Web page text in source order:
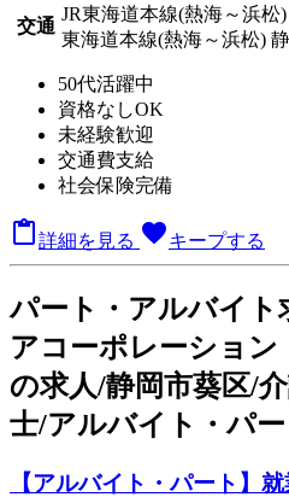
交通
JR東海道本線(熱海～浜松
東海道本線(熱海～浜松)
50代活躍中
資格なしOK
未経験歓迎
交通費支給
社会保険完備
詳細を見る favoriteキープする
パート ・アルバイト
アコーポレーショ
の求人/静岡市葵区/
士/アルバイト・パ
【アルバイト・パート】